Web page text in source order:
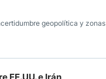
geopolítica y zonas